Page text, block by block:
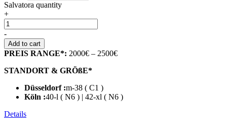
Salvatora quantity
+
-
Add to cart
PREIS RANGE*: 2000€ – 2500€
STANDORT & GRÖßE*
Düsseldorf :m-38 ( C1 )
Köln :40-l ( N6 ) | 42-xl ( N6 )
Details